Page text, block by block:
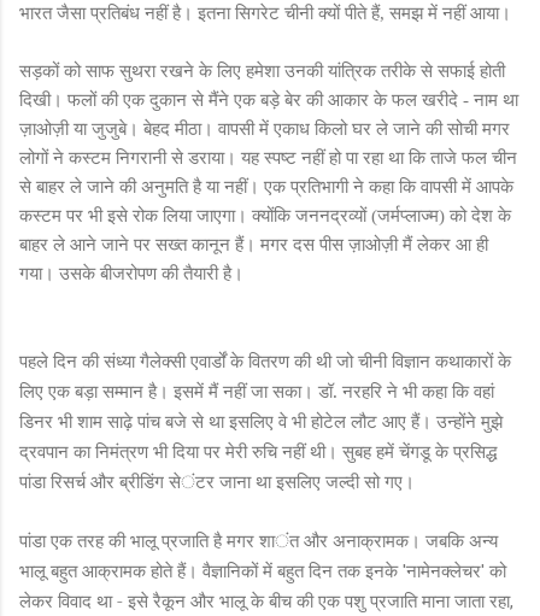
भारत जैसा प्रतिबंध नहीं है। इतना सिगरेट चीनी क्यों पीते हैं, समझ में नहीं आया।
सड़कों को साफ सुथरा रखने के लिए हमेशा उनकी यांत्रिक तरीके से सफाई होती
दिखी। फलों की एक दुकान से मैंने एक बड़े बेर की आकार के फल खरीदे - नाम था
ज़ाओज़ी या जुजुबे। बेहद मीठा। वापसी में एकाध किलो घर ले जाने की सोची मगर
लोगों ने कस्टम निगरानी से डराया। यह स्पष्ट नहीं हो पा रहा था कि ताजे फल चीन
से बाहर ले जाने की अनुमति है या नहीं। एक प्रतिभागी ने कहा कि वापसी में आपके
कस्टम पर भी इसे रोक लिया जाएगा। क्योंकि जननद्रव्यों (जर्मप्लाज्म) को देश के
बाहर ले आने जाने पर सख्त कानून हैं। मगर दस पीस ज़ाओज़ी मैं लेकर आ ही
गया। उसके बीजरोपण की तैयारी है।
पहले दिन की संध्या गैलेक्सी एवार्डों के वितरण की थी जो चीनी विज्ञान कथाकारों के
लिए एक बड़ा सम्मान है। इसमें मैं नहीं जा सका। डॉ. नरहरि ने भी कहा कि वहां
डिनर भी शाम साढ़े पांच बजे से था इसलिए वे भी होटेल लौट आए हैं। उन्होंने मुझे
द्रवपान का निमंत्रण भी दिया पर मेरी रुचि नहीं थी। सुबह हमें चेंगडू के प्रसिद्ध
पांडा रिसर्च और ब्रीडिंग सेंटर जाना था इसलिए जल्दी सो गए ।
पांडा एक तरह की भालू प्रजाति है मगर शांतऔर अनाक्रामक। जबकि अन्य
भालू बहुत आक्रामक होते हैं। वैज्ञानिकों में बहुत दिन तक इनके'नामेनक्लेचर' को
लेकर विवाद था - इसे रैकून और भालू के बीच की एक पशु प्रजाति मानाजाता रहा,